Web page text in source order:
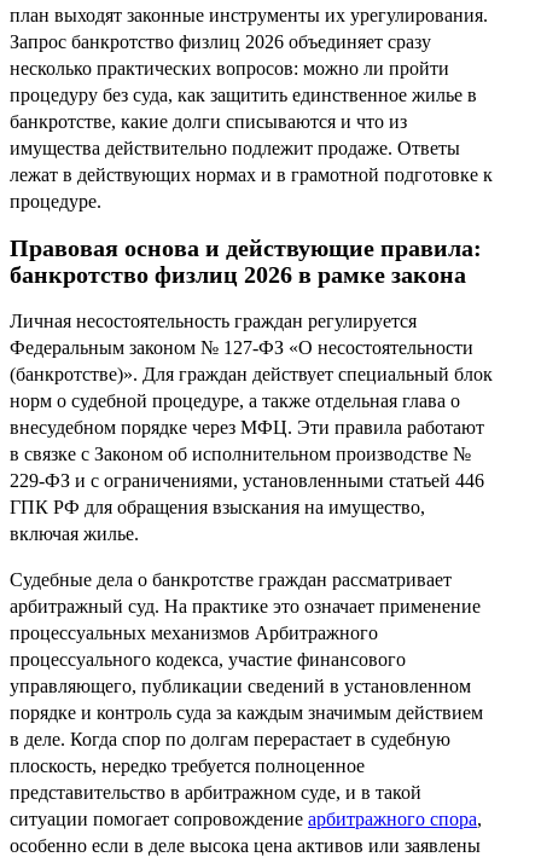
план выходят законные инструменты их урегулирования.
Запрос банкротство физлиц 2026 объединяет сразу
несколько практических вопросов: можно ли пройти
процедуру без суда, как защитить единственное жилье в
банкротстве, какие долги списываются и что из
имущества действительно подлежит продаже. Ответы
лежат в действующих нормах и в грамотной подготовке к
процедуре.
Правовая основа и действующие правила:
банкротство физлиц 2026 в рамке закона
Личная несостоятельность граждан регулируется
Федеральным законом № 127-ФЗ «О несостоятельности
(банкротстве)». Для граждан действует специальный блок
норм о судебной процедуре, а также отдельная глава о
внесудебном порядке через МФЦ. Эти правила работают
в связке с Законом об исполнительном производстве №
229-ФЗ и с ограничениями, установленными статьей 446
ГПК РФ для обращения взыскания на имущество,
включая жилье.
Судебные дела о банкротстве граждан рассматривает
арбитражный суд. На практике это означает применение
процессуальных механизмов Арбитражного
процессуального кодекса, участие финансового
управляющего, публикации сведений в установленном
порядке и контроль суда за каждым значимым действием
в деле. Когда спор по долгам перерастает в судебную
плоскость, нередко требуется полноценное
представительство в арбитражном суде, и в такой
ситуации помогает сопровождение арбитражного спора,
особенно если в деле высока цена активов или заявлены